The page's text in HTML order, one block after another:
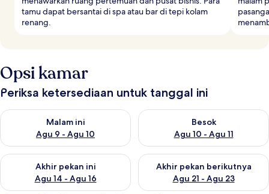
tamu dapat bersantai di spa atau bar di tepi kolam
renang.
Opsi kamar
Periksa ketersediaan untuk tanggal ini
Malam ini
Agu 9 - Agu 10
Periksa ketersediaan untuk malam ini Agu 9 - Agu 10
Besok
Agu 10 - Agu 11
Periksa ketersediaan untuk
Akhir pekan ini
Agu 14 - Agu 16
Periksa ketersediaan untuk akhir pekan ini Agu 14 - Agu 16
Akhir pekan berikutnya
Agu 21 - Agu 23
Periksa ketersediaan untuk